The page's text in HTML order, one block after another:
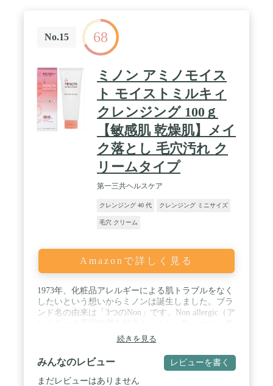
No.15 68
ミノン アミノモイス
ト モイストミルキィ
クレンジング 100ｇ
【敏感肌 乾燥肌】メイ
ク落とし 毛穴汚れ ク
リームタイプ
第一三共ヘルスケア
クレンジング 40 代 クレンジング ミニサイズ
毛穴 クリーム
Amazonで詳しく見る
1973年、化粧品アレルギーによる肌トラブルをなく
したいという想いからミノンは誕生しました。ブラ
ンド名の由来は「3つのNon」です。Non allergic（ア
刺激性／低毒性）、Non alkaline（弱酸性／アルカリ
性でない） 開発当時から目指している"3つのこだわ
り"で、ミノンは赤ちゃんから高齢の方までお使い
いただけるために、今もこの考え方を守ったものづ
くりを続けています。 / 【メイクなじみの良さにこ
続きを見る
みんなのレビュー レビューを書く
まだレビューはありません